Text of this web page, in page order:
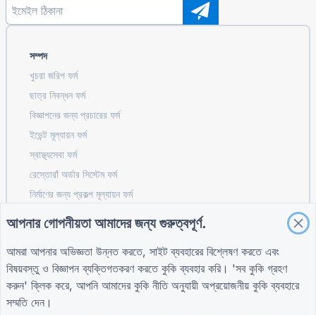
সম্পদ
খুচরা জরিপ ফর্ম
ছাত্র নিবন্ধন ফর্ম
বিজ্ঞাপনের জন্য প্রচারের ফর্ম
ইভেন্ট মূল্যায়ন ফর্ম
স্বাস্থ্যসেবা ফর্ম
রেস্তোরাঁ অর্ডার সিস্টেম ফর্ম
নির্মাণের জন্য প্রকল্প মূল্যায়ন ফর্ম
সরবরাহকারী মূল্যায়ন ফর্ম সরবরাহের জন্য
ইউটিলিটিগুলির জন্য পরিষেবা অনুরোধ ফর্ম
কাস্টমার এনগেজমেন্ট ফর্ম
আপনার গোপনীয়তা আমাদের জন্য গুরুত্বপূর্ণ.
আমরা আপনার অভিজ্ঞতা উন্নত করতে, সাইট ব্যবহারের বিশ্লেষণ করতে এবং
বিষয়বস্তু ও বিজ্ঞাপন ব্যক্তিগতকরণ করতে কুকি ব্যবহার করি। 'সব কুকি গ্রহণ
করুন' ক্লিক করে, আপনি আমাদের কুকি নীতিঅনুযায়ী অপ্রয়োজনীয় কুকি ব্যবহারে
সম্মতি দেন।